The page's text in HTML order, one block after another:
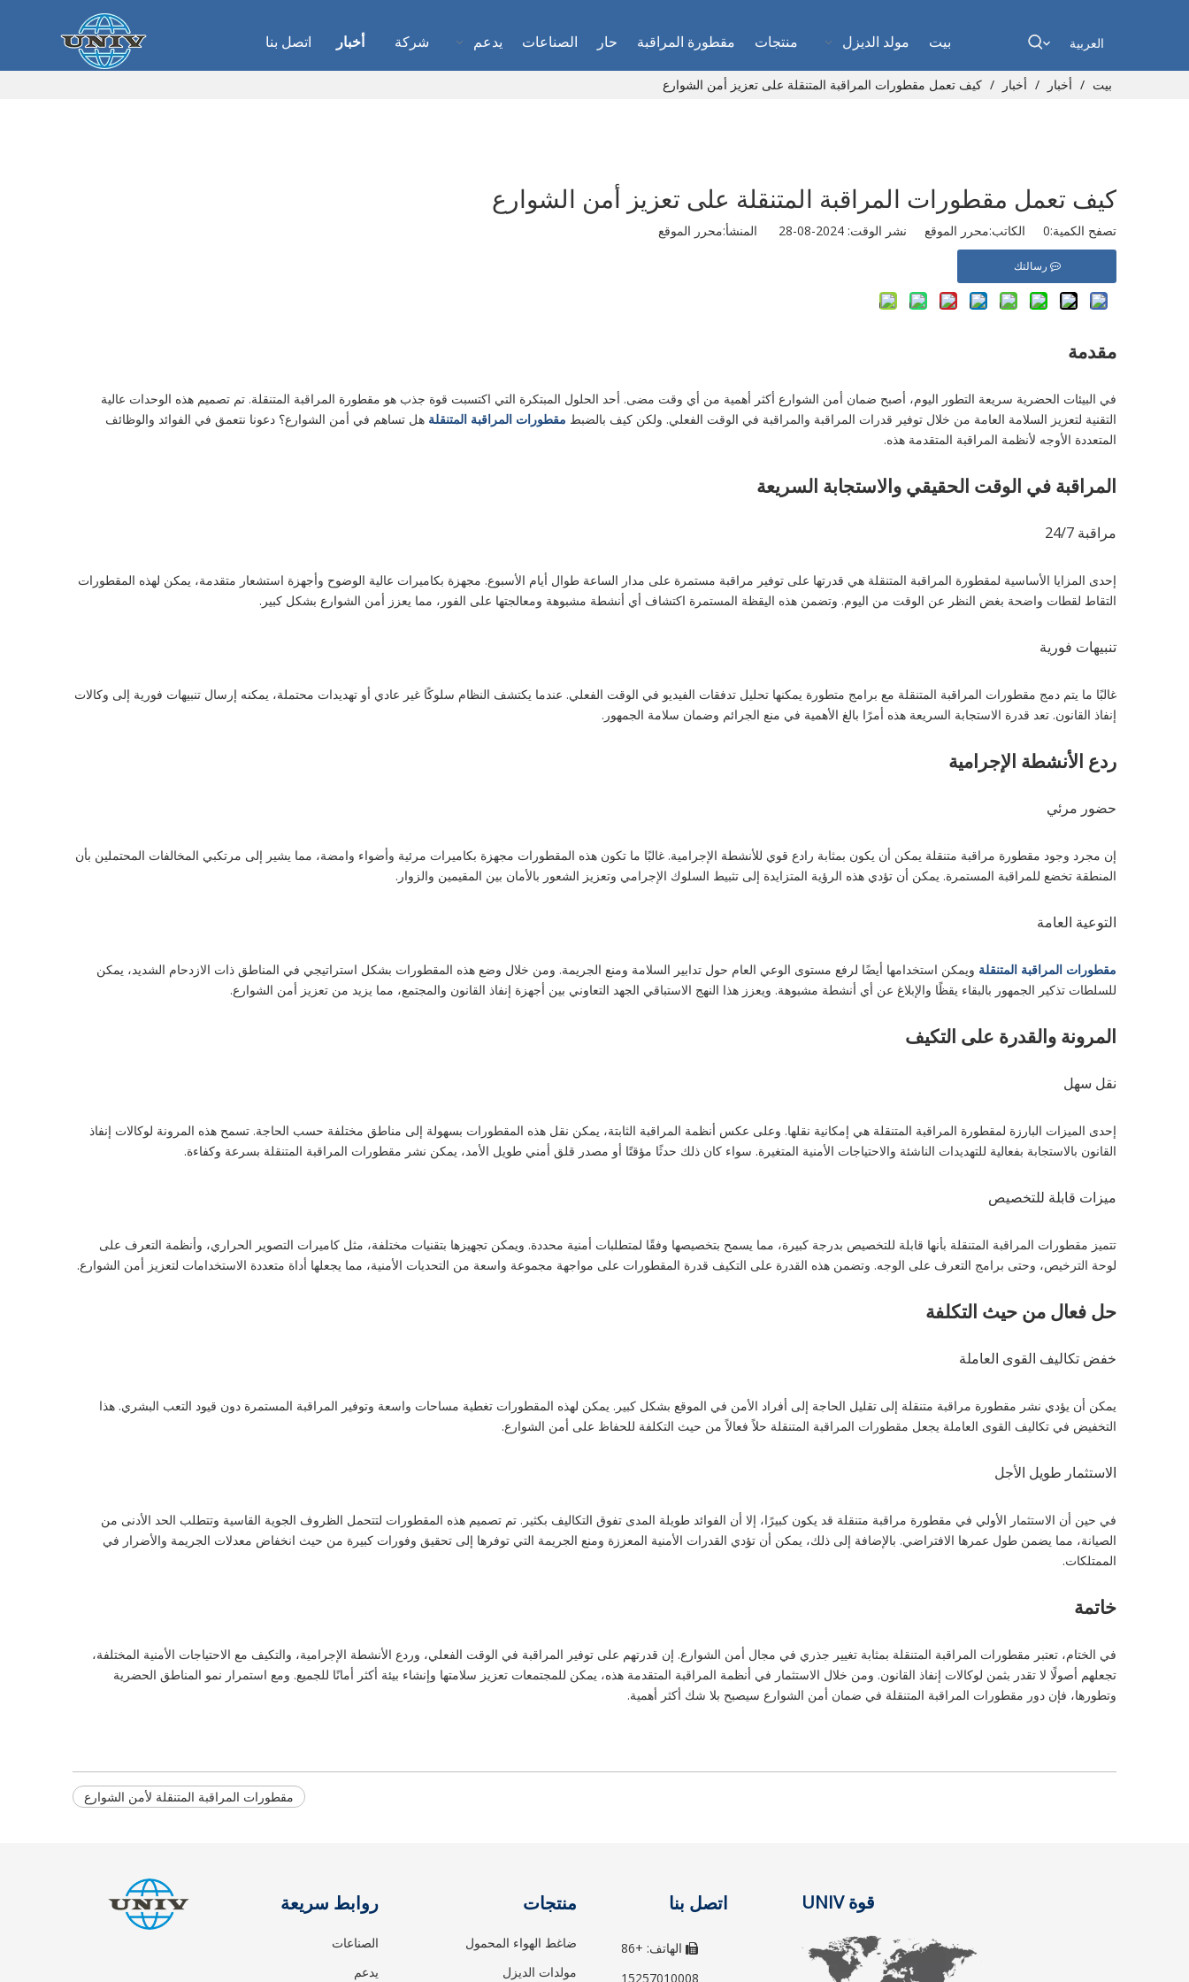
بيت مولد الديزل منتجات مقطورة المراقبة حار الصناعات يدعم شركة أخبار اتصل بنا العربية
بيت / أخبار / أخبار / كيف تعمل مقطورات المراقبة المتنقلة على تعزيز أمن الشوارع
كيف تعمل مقطورات المراقبة المتنقلة على تعزيز أمن الشوارع
تصفح الكمية:0 الكاتب:محرر الموقع نشر الوقت: 2024-08-28 المنشأ: محرر الموقع
رسالتك
مقدمة
في البيئات الحضرية سريعة التطور اليوم، أصبح ضمان أمن الشوارع أكثر أهمية من أي وقت مضى. أحد الحلول المبتكرة التي اكتسبت قوة جذب هو مقطورة المراقبة المتنقلة. تم تصميم هذه الوحدات عالية
التقنية لتعزيز السلامة العامة من خلال توفير قدرات المراقبة والمراقبة في الوقت الفعلي. ولكن كيف بالضبط مقطورات المراقبة المتنقلة هل تساهم في أمن الشوارع؟ دعونا نتعمق في الفوائد والوظائف
المتعددة الأوجه لأنظمة المراقبة المتقدمة هذه.
المراقبة في الوقت الحقيقي والاستجابة السريعة
مراقبة 24/7
إحدى المزايا الأساسية لمقطورة المراقبة المتنقلة هي قدرتها على توفير مراقبة مستمرة على مدار الساعة طوال أيام الأسبوع. مجهزة بكاميرات عالية الوضوح وأجهزة استشعار متقدمة، يمكن لهذه المقطورات
التقاط لقطات واضحة بغض النظر عن الوقت من اليوم. وتضمن هذه اليقظة المستمرة اكتشاف أي أنشطة مشبوهة ومعالجتها على الفور، مما يعزز أمن الشوارع بشكل كبير.
تنبيهات فورية
غالبًا ما يتم دمج مقطورات المراقبة المتنقلة مع برامج متطورة يمكنها تحليل تدفقات الفيديو في الوقت الفعلي. عندما يكتشف النظام سلوكًا غير عادي أو تهديدات محتملة، يمكنه إرسال تنبيهات فورية إلى وكالات
إنفاذ القانون. تعد قدرة الاستجابة السريعة هذه أمرًا بالغ الأهمية في منع الجرائم وضمان سلامة الجمهور.
ردع الأنشطة الإجرامية
حضور مرئي
إن مجرد وجود مقطورة مراقبة متنقلة يمكن أن يكون بمثابة رادع قوي للأنشطة الإجرامية. غالبًا ما تكون هذه المقطورات مجهزة بكاميرات مرئية وأضواء وامضة، مما يشير إلى مرتكبي المخالفات المحتملين بأن
المنطقة تخضع للمراقبة المستمرة. يمكن أن تؤدي هذه الرؤية المتزايدة إلى تثبيط السلوك الإجرامي وتعزيز الشعور بالأمان بين المقيمين والزوار.
التوعية العامة
مقطورات المراقبة المتنقلة ويمكن استخدامها أيضًا لرفع مستوى الوعي العام حول تدابير السلامة ومنع الجريمة. ومن خلال وضع هذه المقطورات بشكل استراتيجي في المناطق ذات الازدحام الشديد، يمكن
للسلطات تذكير الجمهور بالبقاء يقظًا والإبلاغ عن أي أنشطة مشبوهة. ويعزز هذا النهج الاستباقي الجهد التعاوني بين أجهزة إنفاذ القانون والمجتمع، مما يزيد من تعزيز أمن الشوارع.
المرونة والقدرة على التكيف
نقل سهل
إحدى الميزات البارزة لمقطورة المراقبة المتنقلة هي إمكانية نقلها. وعلى عكس أنظمة المراقبة الثابتة، يمكن نقل هذه المقطورات بسهولة إلى مناطق مختلفة حسب الحاجة. تسمح هذه المرونة لوكالات إنفاذ
القانون بالاستجابة بفعالية للتهديدات الناشئة والاحتياجات الأمنية المتغيرة. سواء كان ذلك حدثًا مؤقتًا أو مصدر قلق أمني طويل الأمد، يمكن نشر مقطورات المراقبة المتنقلة بسرعة وكفاءة.
ميزات قابلة للتخصيص
تتميز مقطورات المراقبة المتنقلة بأنها قابلة للتخصيص بدرجة كبيرة، مما يسمح بتخصيصها وفقًا لمتطلبات أمنية محددة. ويمكن تجهيزها بتقنيات مختلفة، مثل كاميرات التصوير الحراري، وأنظمة التعرف على
لوحة الترخيص، وحتى برامج التعرف على الوجه. وتضمن هذه القدرة على التكيف قدرة المقطورات على مواجهة مجموعة واسعة من التحديات الأمنية، مما يجعلها أداة متعددة الاستخدامات لتعزيز أمن الشوارع.
حل فعال من حيث التكلفة
خفض تكاليف القوى العاملة
يمكن أن يؤدي نشر مقطورة مراقبة متنقلة إلى تقليل الحاجة إلى أفراد الأمن في الموقع بشكل كبير. يمكن لهذه المقطورات تغطية مساحات واسعة وتوفير المراقبة المستمرة دون قيود التعب البشري. هذا
التخفيض في تكاليف القوى العاملة يجعل مقطورات المراقبة المتنقلة حلاً فعالاً من حيث التكلفة للحفاظ على أمن الشوارع.
الاستثمار طويل الأجل
في حين أن الاستثمار الأولي في مقطورة مراقبة متنقلة قد يكون كبيرًا، إلا أن الفوائد طويلة المدى تفوق التكاليف بكثير. تم تصميم هذه المقطورات لتتحمل الظروف الجوية القاسية وتتطلب الحد الأدنى من
الصيانة، مما يضمن طول عمرها الافتراضي. بالإضافة إلى ذلك، يمكن أن تؤدي القدرات الأمنية المعززة ومنع الجريمة التي توفرها إلى تحقيق وفورات كبيرة من حيث انخفاض معدلات الجريمة والأضرار في
الممتلكات.
خاتمة
في الختام، تعتبر مقطورات المراقبة المتنقلة بمثابة تغيير جذري في مجال أمن الشوارع. إن قدرتهم على توفير المراقبة في الوقت الفعلي، وردع الأنشطة الإجرامية، والتكيف مع الاحتياجات الأمنية المختلفة،
تجعلهم أصولًا لا تقدر بثمن لوكالات إنفاذ القانون. ومن خلال الاستثمار في أنظمة المراقبة المتقدمة هذه، يمكن للمجتمعات تعزيز سلامتها وإنشاء بيئة أكثر أمانًا للجميع. ومع استمرار نمو المناطق الحضرية
وتطورها، فإن دور مقطورات المراقبة المتنقلة في ضمان أمن الشوارع سيصبح بلا شك أكثر أهمية.
مقطورات المراقبة المتنقلة لأمن الشوارع
روابط سريعة
الصناعات
يدعم
منتجات
ضاغط الهواء المحمول
مولدات الديزل
اتصل بنا

الهاتف: +86
15257010008
قوة UNIV